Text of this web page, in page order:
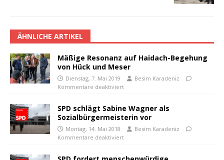
ÄHNLICHE ARTIKEL
Mäßige Resonanz auf Haidach-Begehung
von Hück und Meser
Dienstag, 7. Mai 2019
Besim Karadeniz
Kommentare deaktiviert
SPD schlägt Sabine Wagner als
Sozialbürgermeisterin vor
Montag, 14. Mai 2018
Besim Karadeniz
Kommentare deaktiviert